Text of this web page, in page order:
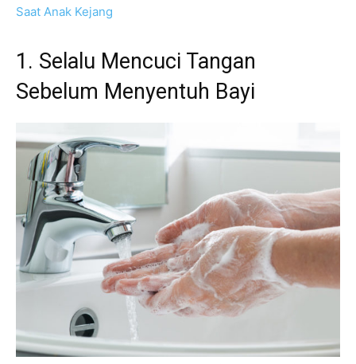
Saat Anak Kejang
1. Selalu Mencuci Tangan
Sebelum Menyentuh Bayi